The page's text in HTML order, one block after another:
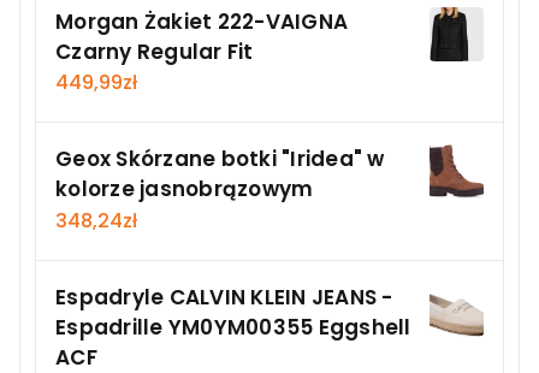
Morgan Żakiet 222-VAIGNA
Czarny Regular Fit
449,99zł
Geox Skórzane botki "Iridea" w
kolorze jasnobrązowym
348,24zł
Espadryle CALVIN KLEIN JEANS -
Espadrille YM0YM00355 Eggshell
ACF